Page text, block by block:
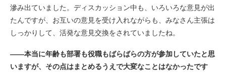
滲み出ていました。ディスカッション中も、いろいろな意見が出
たんですが、お互いの意見を受け入れながらも、みなさん主張は
しっかりして、活発な意見交換をされていましたね。
――本当に年齢も部署も役職もばらばらの方が参加していたと思
いますが、その点はまとめるうえで大変なことはなかったです